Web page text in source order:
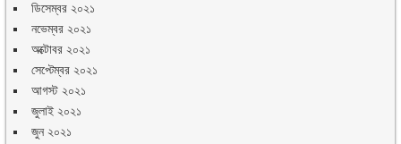
ডিসেম্বর ২০২১
নভেম্বর ২০২১
অক্টোবর ২০২১
সেপ্টেম্বর ২০২১
আগস্ট ২০২১
জুলাই ২০২১
জুন ২০২১